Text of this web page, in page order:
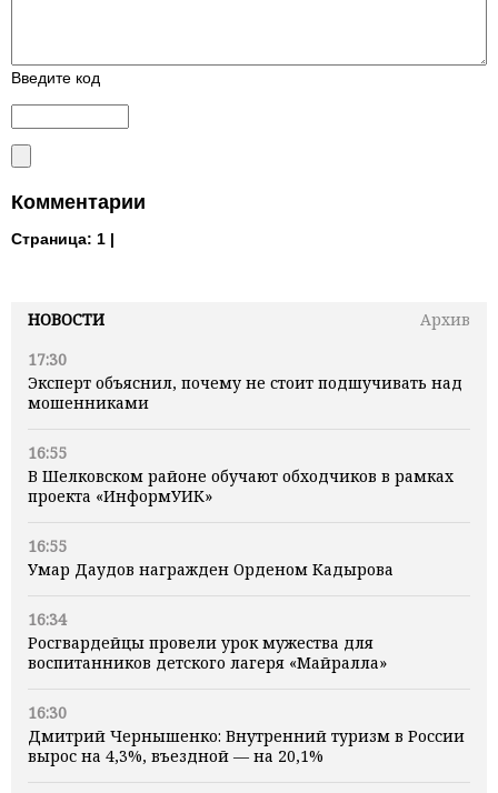
НОВОСТИ
Архив
17:30
Эксперт объяснил, почему не стоит подшучивать над
мошенниками
16:55
В Шелковском районе обучают обходчиков в рамках
проекта «ИнформУИК»
16:55
Умар Даудов награжден Орденом Кадырова
16:34
Росгвардейцы провели урок мужества для
воспитанников детского лагеря «Майралла»
16:30
Дмитрий Чернышенко: Внутренний туризм в России
вырос на 4,3%, въездной — на 20,1%
Введите код
Комментарии
Страница: 1 |